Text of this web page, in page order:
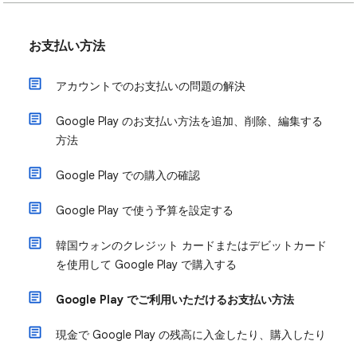
お支払い方法
アカウントでのお支払いの問題の解決
Google Play のお支払い方法を追加、削除、編集する
方法
Google Play での購入の確認
Google Play で使う予算を設定する
韓国ウォンのクレジット カードまたはデビットカード
を使用して Google Play で購入する
Google Play でご利用いただけるお支払い方法
現金で Google Play の残高に入金したり、購入したり